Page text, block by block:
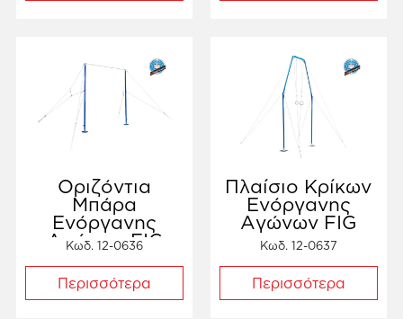
Οριζόντια
Μπάρα
Ενόργανης
Αγώνων FIG
Κωδ. 12-0636
Περισσότερα
Πλαίσιο Κρίκων
Ενόργανης
Αγώνων FIG
Κωδ. 12-0637
Περισσότερα